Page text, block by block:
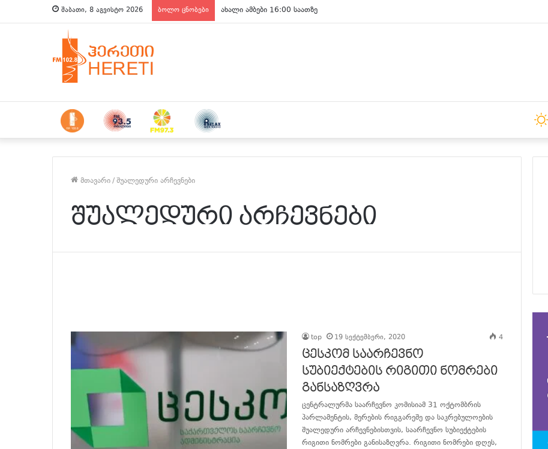
შაბათი, 8 აგვისტო 2026 ბოლო ცნობები ახალი ამბები 16:00 საათზე
მთავარი/შუალედური არჩევნები
შუალედური არჩევნები
top 19 სექტემბერი, 2020 4
ცესკომ საარჩევნო
სუბიექტების რიგითი ნომრები
განსაზღვრა
ცენტრალურმა საარჩევნო კომისიამ 31 ოქტომბრის
პარლამენტის, მერების რიგგარეშე და საკრებულოების
შუალედური არჩევნებისთვის, საარჩევნო სუბიექტების
რიგითი ნომრები განისაზღვრა. რიგითი ნომრები დღეს,